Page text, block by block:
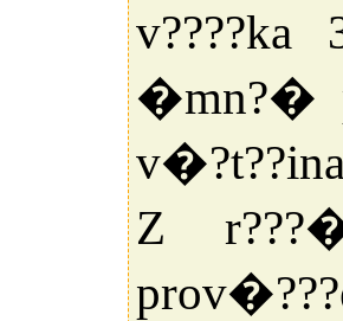
v????ka
�mn?�
Z